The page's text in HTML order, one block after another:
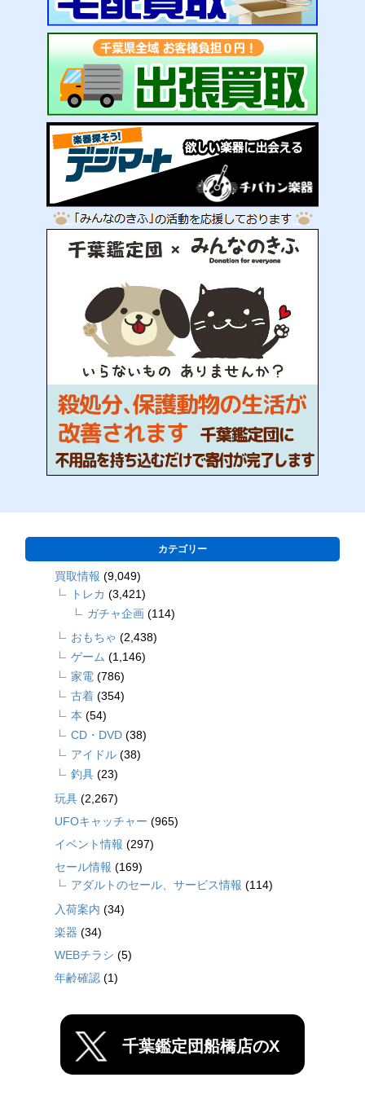
カテゴリー
買取情報 (9,049)
トレカ (3,421)
ガチャ企画 (114)
おもちゃ (2,438)
ゲーム (1,146)
家電 (786)
古着 (354)
本 (54)
CD・DVD (38)
アイドル (38)
釣具 (23)
玩具 (2,267)
UFOキャッチャー (965)
イベント情報 (297)
セール情報 (169)
アダルトのセール、サービス情報 (114)
入荷案内 (34)
楽器 (34)
WEBチラシ (5)
年齢確認 (1)
千葉鑑定団船橋店のX